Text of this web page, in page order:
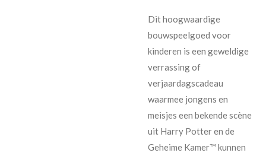
Dit hoogwaardige
bouwspeelgoed voor
kinderen is een geweldige
verrassing of
verjaardagscadeau
waarmee jongens en
meisjes een bekende scène
uit Harry Potter en de
Geheime Kamer™ kunnen